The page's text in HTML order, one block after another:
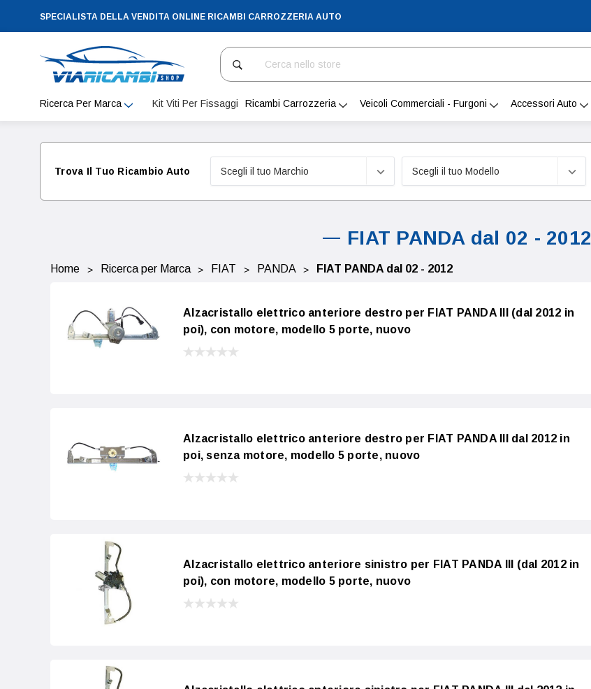
SPECIALISTA DELLA VENDITA ONLINE RICAMBI CARROZZERIA AUTO
Cerca
Ricerca Per Marca Kit Viti Per Fissaggi Ricambi Carrozzeria Veicoli Commerciali - Furgoni Accessori Auto
Trova Il Tuo Ricambio Auto
FIAT PANDA dal 02 - 2012
Home Ricerca per Marca FIAT PANDA FIAT PANDA dal 02 - 2012
Alzacristallo elettrico anteriore destro per FIAT PANDA III (dal 2012 in
poi), con motore, modello 5 porte, nuovo
Alzacristallo elettrico anteriore destro per FIAT PANDA III dal 2012 in
poi, senza motore, modello 5 porte, nuovo
Alzacristallo elettrico anteriore sinistro per FIAT PANDA III (dal 2012 in
poi), con motore, modello 5 porte, nuovo